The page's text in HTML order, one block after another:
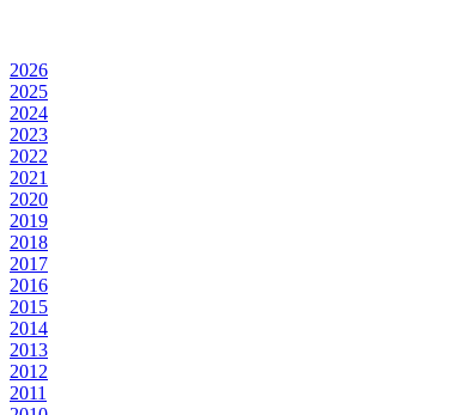
2026
2025
2024
2023
2022
2021
2020
2019
2018
2017
2016
2015
2014
2013
2012
2011